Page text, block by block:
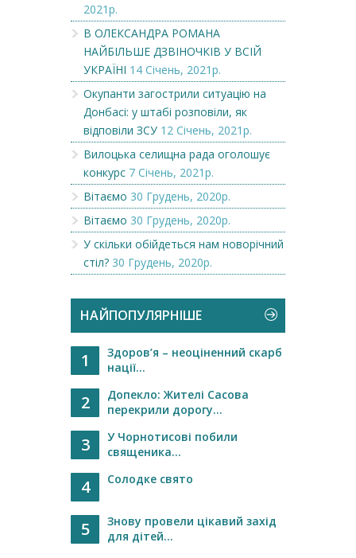
2021р.
В ОЛЕКСАНДРА РОМАНА
НАЙБІЛЬШЕ ДЗВІНОЧКІВ У ВСІЙ
УКРАЇНІ 14 Січень, 2021р.
Окупанти загострили ситуацію на
Донбасі: у штабі розповіли, як
відповіли ЗСУ 12 Січень, 2021р.
Вилоцька селищна рада оголошує
конкурс 7 Січень, 2021р.
Вітаємо 30 Грудень, 2020р.
Вітаємо 30 Грудень, 2020р.
У скільки обійдеться нам новорічний
стіл? 30 Грудень, 2020р.
НАЙПОПУЛЯРНІШЕ
1
Здоров’я – неоціненний скарб
нації...
2
Допекло: Жителі Сасова
перекрили дорогу...
3
У Чорнотисові побили
священика...
4 Солодке свято
5
Знову провели цікавий захід
для дітей...